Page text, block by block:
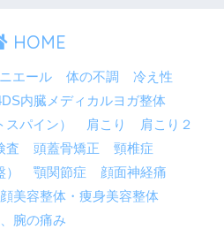
HOME
エール 体の不調
冷え性
内臓メディカルヨガ整体
パイン）
肩こり
肩こり２
査 頭蓋骨矯正
頸椎症
顎関節症
顔面神経痛
美容整体・痩身美容整体
腕の痛み